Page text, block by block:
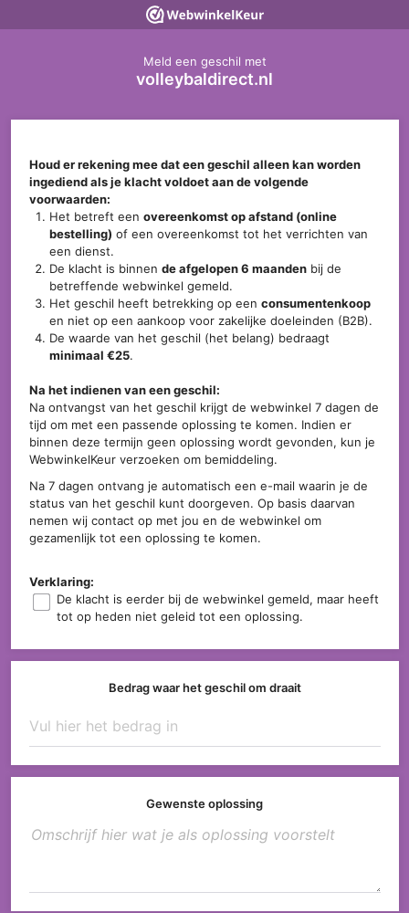
Meld een geschil met
volleybaldirect.nl
Houd er rekening mee dat een geschil alleen kan worden
ingediend als je klacht voldoet aan de volgende
voorwaarden:
Het betreft eenovereenkomst op afstand (online
bestelling) of een overeenkomst tot het verrichten van
een dienst.
De klacht is binnende afgelopen 6 maanden bij de
betreffende webwinkel gemeld.
Het geschil heeft betrekking op eenconsumentenkoop
en niet op een aankoop voor zakelijke doeleinden (B2B).
De waarde van het geschil (het belang) bedraagt
minimaal €25.
Na het indienen van een geschil:
Na ontvangst van het geschil krijgt de webwinkel 7 dagen de
tijd om met een passende oplossing te komen. Indien er
binnen deze termijn geen oplossing wordt gevonden, kun je
WebwinkelKeur verzoeken om bemiddeling.
Na 7 dagen ontvang je automatisch een e-mail waarin je de
status van het geschil kunt doorgeven. Op basis daarvan
nemen wij contact op met jou en de webwinkel om
gezamenlijk tot een oplossing te komen.
Verklaring:
De klacht is eerder bij de webwinkel gemeld, maar heeft
tot op heden niet geleid tot een oplossing.
Bedrag waar het geschil om draait
Gewenste oplossing